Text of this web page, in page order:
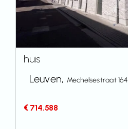
huis
Leuven, Mechelsestraat 164
€ 714.588